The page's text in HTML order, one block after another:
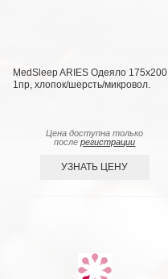
MedSleep ARIES Одеяло 175х200,
1пр, хлопок/шерсть/микровол.
Цена доступна только
послерегистрации
УЗНАТЬ ЦЕНУ